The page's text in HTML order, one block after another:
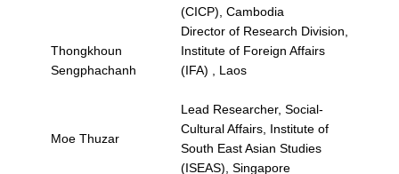
(CICP), Cambodia
Thongkhoun
Sengphachanh
Director of Research Division,
Institute of Foreign Affairs
(IFA) , Laos
Moe Thuzar
Lead Researcher, Social-
Cultural Affairs, Institute of
South East Asian Studies
(ISEAS), Singapore